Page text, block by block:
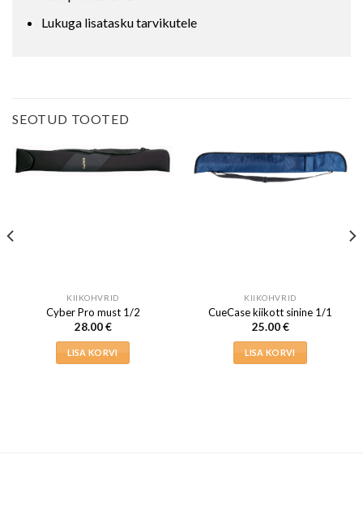
Lukuga lisatasku tarvikutele
SEOTUD TOOTED
KIIKOHVRID
Cyber Pro must 1/2
28.00€
LISA KORVI
KIIKOHVRID
CueCase kiikott sinine 1/1
25.00€
LISA KORVI